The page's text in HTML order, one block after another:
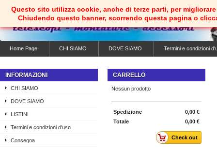
Home Page CHI SIAMO DOVE SIAMO Termini e condizioni
INFORMAZIONI
CHI SIAMO
DOVE SIAMO
LISTINI
Termini e condizioni d'uso
Consegna
CARRELLO
Nessun prodotto
0,00 €
Spedizione
0,00 €
Totale
Check out
Questo sito utilizza cookie, anche di terze parti, per
Chiudendo questo banner, scorrendo questa pagina o